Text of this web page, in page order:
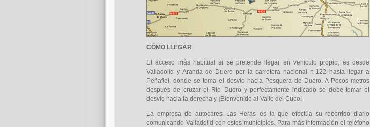
CÓMO LLEGAR
El acceso más habitual si se pretende llegar en vehiculo propio, es desde
Valladolid y Aranda de Duero por la carretera nacional n-122 hasta llegar a
Peñafiel, donde se toma el desvío hacia Pesquera de Duero. A Pocos metros
después de cruzar el Río Duero y perfectamente indicado se debe tomar el
desvío hacia la derecha y ¡Bienvenido al Valle del Cuco!
La empresa de autocares Las Heras es la que efectúa su recorrido diario
comunicando Valladolid con estos municipios. Para más información el teléfono